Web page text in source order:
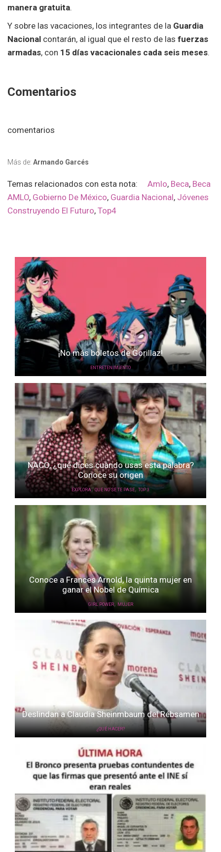
manera gratuita.
Y sobre las vacaciones, los integrantes de la Guardia
Nacional contarán, al igual que el resto de las fuerzas
armadas, con 15 días vacacionales cada seis meses.
Comentarios
comentarios
Más de: Armando Garcés
Temas relacionados con esta nota: Amlo, Beca, Beca
AMLO, Gobierno De México, Guardia Nacional, Jóvenes
Construyendo El Futuro, Top4
¡No más boletos de Gorillaz!
ENTRETENIMIENTO
NACO, ¿qué dices cuando usas esta palabra?
Conoce su origen
EXPLORA, QUE NO SE TE PASE,TOP 3
Conoce a Frances Arnold, la quinta mujer en
ganar el Nobel de Química
GIRL POWER,MUJER
Deslindan a Claudia Sheinmbaum del Rébsamen
¿QUÉ HACER?